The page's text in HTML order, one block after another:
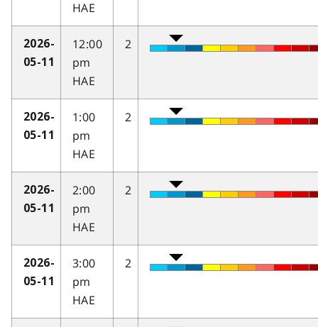
HAE
2026-
05-11
12:00
pm
HAE
2
2026-
05-11
1:00
pm
HAE
2
2026-
05-11
2:00
pm
HAE
2
2026-
05-11
3:00
pm
HAE
2